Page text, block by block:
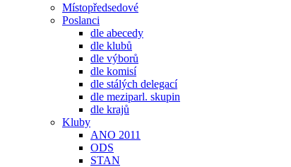
Místopředsedové
Poslanci
dle abecedy
dle klubů
dle výborů
dle komisí
dle stálých delegací
dle meziparl. skupin
dle krajů
Kluby
ANO 2011
ODS
STAN